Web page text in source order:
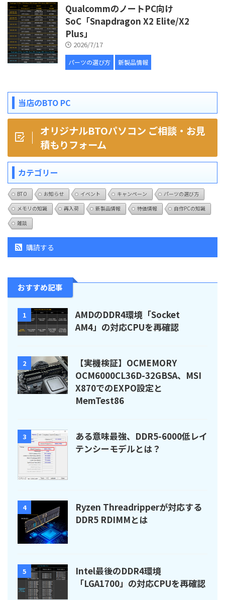
QualcommのノートPC向け
SoC「Snapdragon X2 Elite/X2
Plus」
2026/7/17
パーツの選び方 新製品情報
当店のBTO PC
オリジナルBTOパソコン ご相談・お見
積もりフォーム
カテゴリー
BTO お知らせ イベント キャンペーン
パーツの選び方
メモリの知識
再入荷 新製品情報 特価情報
自作PCの知識
雑談
購読する
おすすめ記事
1
AMDのDDR4環境「Socket
AM4」の対応CPUを再確認
2
【実機検証】OCMEMORY
OCM6000CL36D-32GBSA、MSI
X870でのEXPO設定と
MemTest86
3
ある意味最強、DDR5-6000低レイ
テンシーモデルとは？
4
Ryzen Threadripperが対応する
DDR5 RDIMMとは
5
Intel最後のDDR4環境
「LGA1700」の対応CPUを再確認